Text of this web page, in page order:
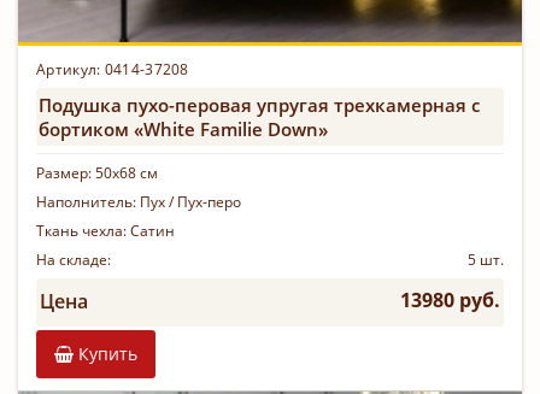
Артикул: 0414-37208
Подушка пухо-перовая упругая трехкамерная с
бортиком «White Familie Down»
Размер:50х68 см
Наполнитель: Пух / Пух-перо
Ткань чехла:Сатин
На складе:
5 шт.
Цена 13980 руб.
Купить